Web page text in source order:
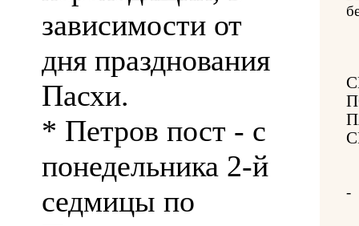
зависимости от
дня празднования
Пасхи.
* Петров пост - с
понедельника 2-й
седмицы по
-